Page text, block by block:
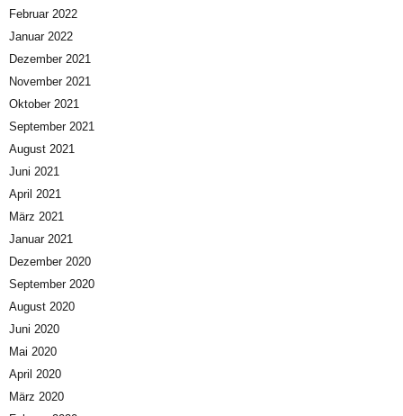
Februar 2022
Januar 2022
Dezember 2021
November 2021
Oktober 2021
September 2021
August 2021
Juni 2021
April 2021
März 2021
Januar 2021
Dezember 2020
September 2020
August 2020
Juni 2020
Mai 2020
April 2020
März 2020